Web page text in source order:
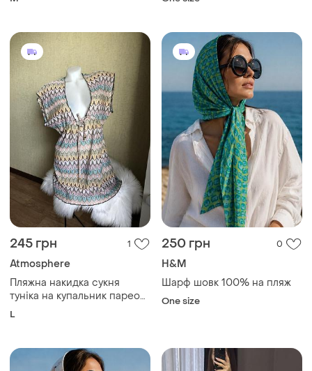
245 грн 1
Atmosphere
Пляжна накидка сукня
туніка на купальник парео
пляжное на море пляж
L
250 грн 0
H&M
Шарф шовк 100% на пляж
One size